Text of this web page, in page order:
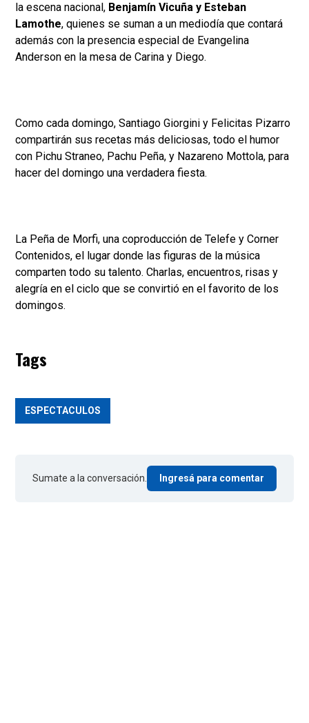
la escena nacional, Benjamín Vicuña y Esteban
Lamothe, quienes se suman a un mediodía que contará
además con la presencia especial de Evangelina
Anderson en la mesa de Carina y Diego.
Como cada domingo, Santiago Giorgini y Felicitas Pizarro
compartirán sus recetas más deliciosas, todo el humor
con Pichu Straneo, Pachu Peña, y Nazareno Mottola, para
hacer del domingo una verdadera fiesta.
La Peña de Morfi, una coproducción de Telefe y Corner
Contenidos, el lugar donde las figuras de la música
comparten todo su talento. Charlas, encuentros, risas y
alegría en el ciclo que se convirtió en el favorito de los
domingos.
Tags
ESPECTACULOS
Sumate a la conversación. Ingresá para comentar